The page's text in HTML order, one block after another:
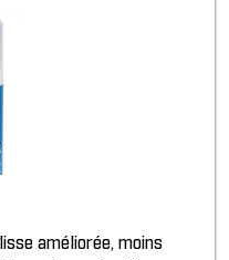
améliorée, moins